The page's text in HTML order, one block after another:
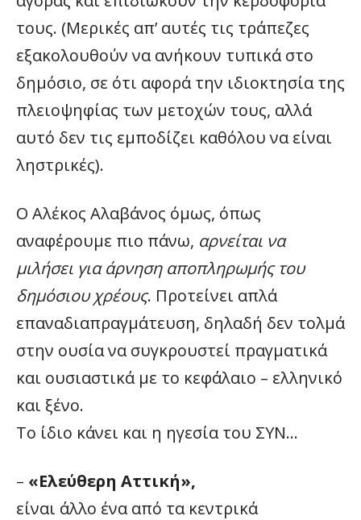
τους. (Μερικές απ’ αυτές τις τράπεζες
εξακολουθούν να ανήκουν τυπικά στο
δημόσιο, σε ότι αφορά την ιδιοκτησία της
πλειοψηφίας των μετοχών τους, αλλά
αυτό δεν τις εμποδίζει καθόλου να είναι
ληστρικές).
Ο Αλέκος Αλαβάνος όμως, όπως
αναφέρουμε πιο πάνω, αρνείται να
μιλήσει για άρνηση αποπληρωμής του
δημόσιου χρέους. Προτείνει απλά
επαναδιαπραγμάτευση, δηλαδή δεν τολμά
στην ουσία να συγκρουστεί πραγματικά
και ουσιαστικά με το κεφάλαιο – ελληνικό
και ξένο.
Το ίδιο κάνει και η ηγεσία του ΣΥΝ…
– «Ελεύθερη Αττική»,
είναι άλλο ένα από τα κεντρικά